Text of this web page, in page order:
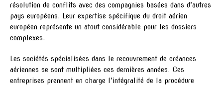
résolution de conflits avec des compagnies basées dans d’autres
pays européens. Leur expertise spécifique du droit aérien
européen représente un atout considérable pour les dossiers
complexes.
Les sociétés spécialisées dans le recouvrement de créances
aériennes se sont multipliées ces dernières années. Ces
entreprises prennent en charge l’intégralité de la procédure